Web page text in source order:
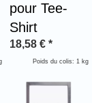
pour Tee-
Shirt
18,58 € *
Poids du colis: 1 kg